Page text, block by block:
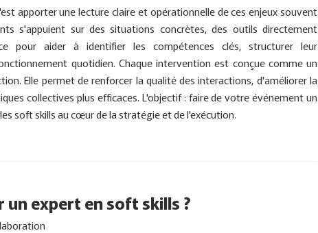
apporter une lecture claire et opérationnelle de ces enjeux souvent
s'appuient sur des situations concrètes, des outils directement
pour aider à identifier les compétences clés, structurer leur
quotidien. Chaque intervention est conçue comme un
Elle permet de renforcer la qualité des interactions, d'améliorer la
collectives plus efficaces. L'objectif : faire de votre événement un
soft skills au cœur de la stratégie et de l'exécution.
expert en soft skills ?